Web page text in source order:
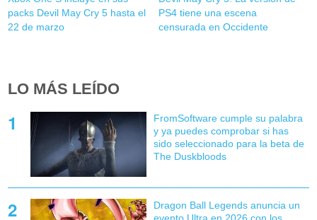
packs Devil May Cry 5 hasta el
22 de marzo
PS4 tiene una escena
censurada en Occidente
LO MÁS LEÍDO
FromSoftware cumple su palabra
y ya puedes comprobar si has
sido seleccionado para la beta de
The Duskbloods
Dragon Ball Legends anuncia un